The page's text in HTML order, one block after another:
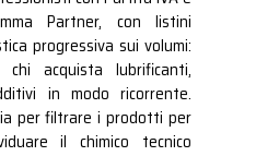
Partner, con listini
progressiva sui volumi:
acquista lubrificanti,
in modo ricorrente.
per filtrare i prodotti per
il chimico tecnico